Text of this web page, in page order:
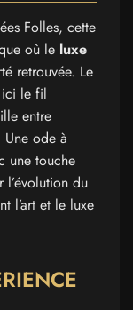
Folles, cette
où le luxe
retrouvée. Le
ici le fil
entre
ode à
une touche
l’évolution du
l’art et le luxe